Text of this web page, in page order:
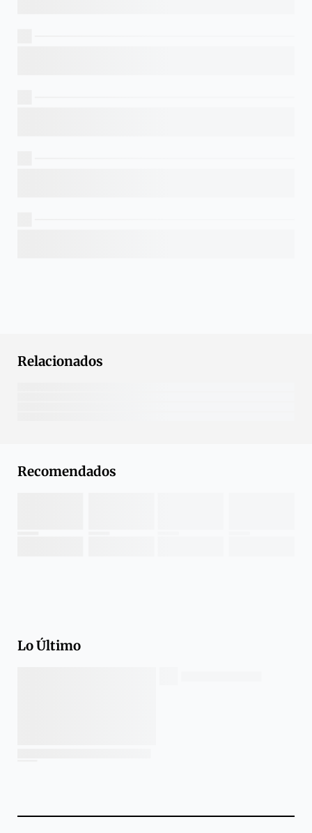
Relacionados
Recomendados
Lo Último